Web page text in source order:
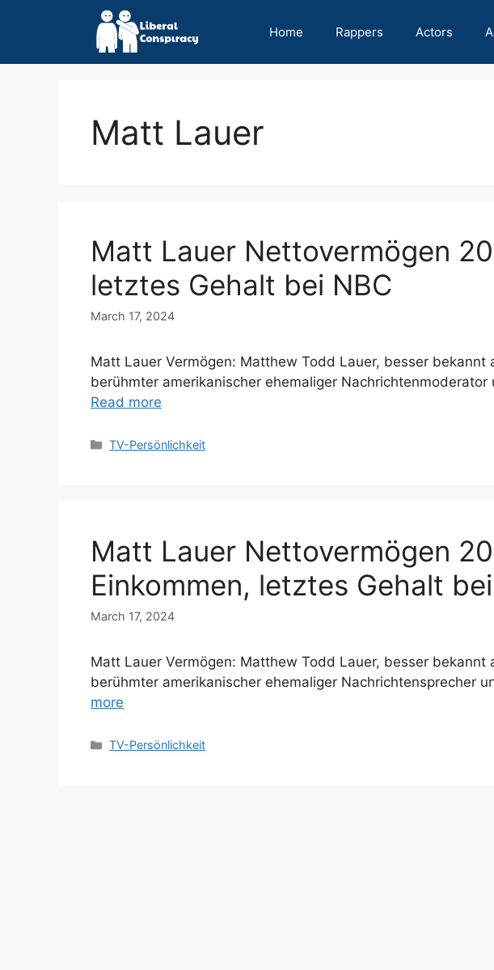
Home Rappers Actors
Matt Lauer
Matt Lauer Nettovermögen
letztes Gehalt bei NBC
March 17, 2024
Matt Lauer Vermögen: Matthew Todd Lauer, besser bekannt
berühmter amerikanischer ehemaliger
Read more
Categories
TV-Persönlichkeit
Matt Lauer Nettovermögen
Einkommen, letztes Gehalt
March 17, 2024
Matt Lauer Vermögen: Matthew Todd Lauer, besser bekannt
berühmter amerikanischer ehemaliger Nachrichtensprecher
more
Categories
TV-Persönlichkeit